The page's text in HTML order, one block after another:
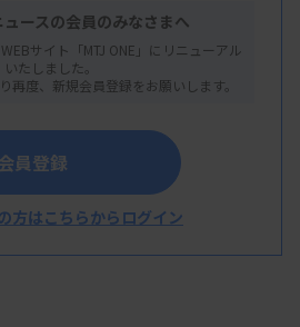
クリーニングの必要性
オ・ラッド ラボラトリー
薬 カスタマーサポート部 ）
ースの会員のみなさまへ
サイト「MTJ ONE」にリニューアル
いたしました。
再度、新規会員登録をお願いします。
員登録
方はこちらからログイン